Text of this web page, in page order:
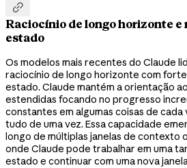

Raciocínio de longo horizonte e
estado
Os modelos mais recentes do Claude
raciocínio de longo horizonte com
estado. Claude mantém a orientação
estendidas focando no progresso
constantes em algumas coisas de
tudo de uma vez. Essa capacidade
longo de múltiplas janelas de contexto
onde Claude pode trabalhar em uma
estado e continuar com uma nova